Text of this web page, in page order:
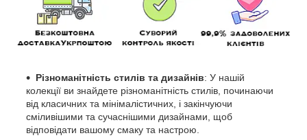
Різноманітність стилів та дизайнів: У нашій
колекції ви знайдете різноманітність стилів, починаючи
від класичних та мінімалістичних, і закінчуючи
сміливішими та сучаснішими дизайнами, щоб
відповідати вашому смаку та настрою.